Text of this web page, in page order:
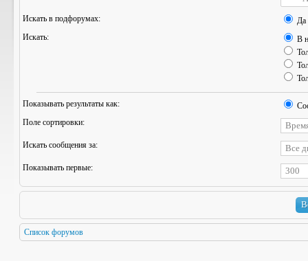
Искать в подфорумах:
Да
Искать:
В
Показывать результаты как:
Поле сортировки:
Искать сообщения за:
Показывать первые:
Список форумов